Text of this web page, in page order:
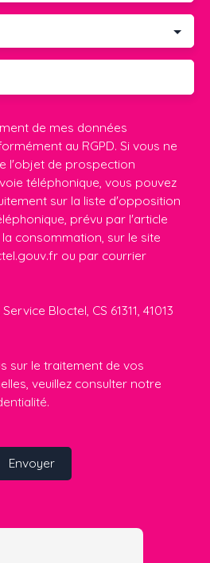
de mes données
au RGPD. Si vous ne
l'objet de prospection
téléphonique, vous pouvez
sur la liste d'opposition
prévu par l'article
la consommation, sur le site
ou par courrier
Bloctel, CS 61311, 41013
sur le traitement de vos
veuillez consulter notre
.
Envoyer